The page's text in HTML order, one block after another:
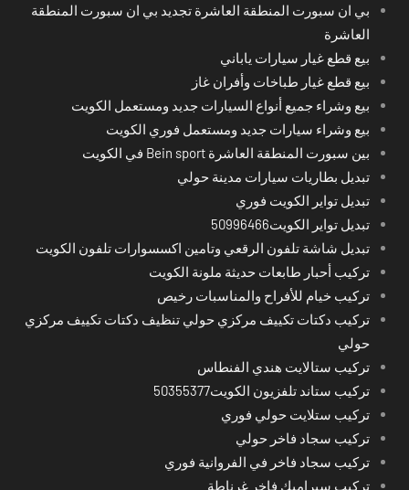
بي ان سبورت المنطقة العاشرة تجديد بي ان سبورت المنطقة
العاشرة
بيع قطع غيار سيارات ياباني
بيع قطع غيار طباخات وأفران غاز
بيع وشراء جميع أنواع السيارات جديد ومستعمل الكويت
بيع وشراء سيارات جديد ومستعمل فوري الكويت
بين سبورت المنطقة العاشرة Bein sport في الكويت
تبديل بطاريات سيارات مدينة حولي
تبديل تواير الكويت فوري
تبديل تواير الكويت50996466
تبديل شاشة تلفون الرقعي وتامين اكسسوارات تلفون الكويت
تركيب أحبار طابعات حديثة ملونة الكويت
تركيب خيام للأفراح والمناسبات رخيص
تركيب دكتات تكييف مركزي حولي تنظيف دكتات تكييف مركزي
حولي
تركيب ستالايت هندي الفنطاس
تركيب ستاند تلفزيون الكويت50355377
تركيب ستلايت حولي فوري
تركيب سجاد فاخر حولي
تركيب سجاد فاخر في الفروانية فوري
تركيب سيراميك فاخر غرناطة